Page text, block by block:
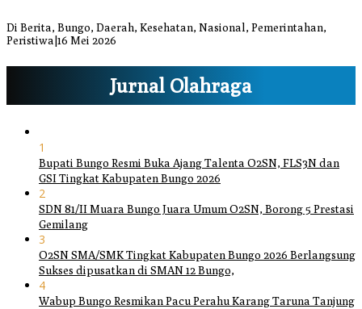
Di Berita, Bungo, Daerah, Kesehatan, Nasional, Pemerintahan,
Peristiwa 16 Mei 2026
Jurnal Olahraga
1
Bupati Bungo Resmi Buka Ajang Talenta O2SN, FLS3N dan
GSI Tingkat Kabupaten Bungo 2026
2
SDN 81/II Muara Bungo Juara Umum O2SN, Borong 5 Prestasi
Gemilang
3
O2SN SMA/SMK Tingkat Kabupaten Bungo 2026 Berlangsung
Sukses dipusatkan di SMAN 12 Bungo,
4
Wabup Bungo Resmikan Pacu Perahu Karang Taruna Tanjung